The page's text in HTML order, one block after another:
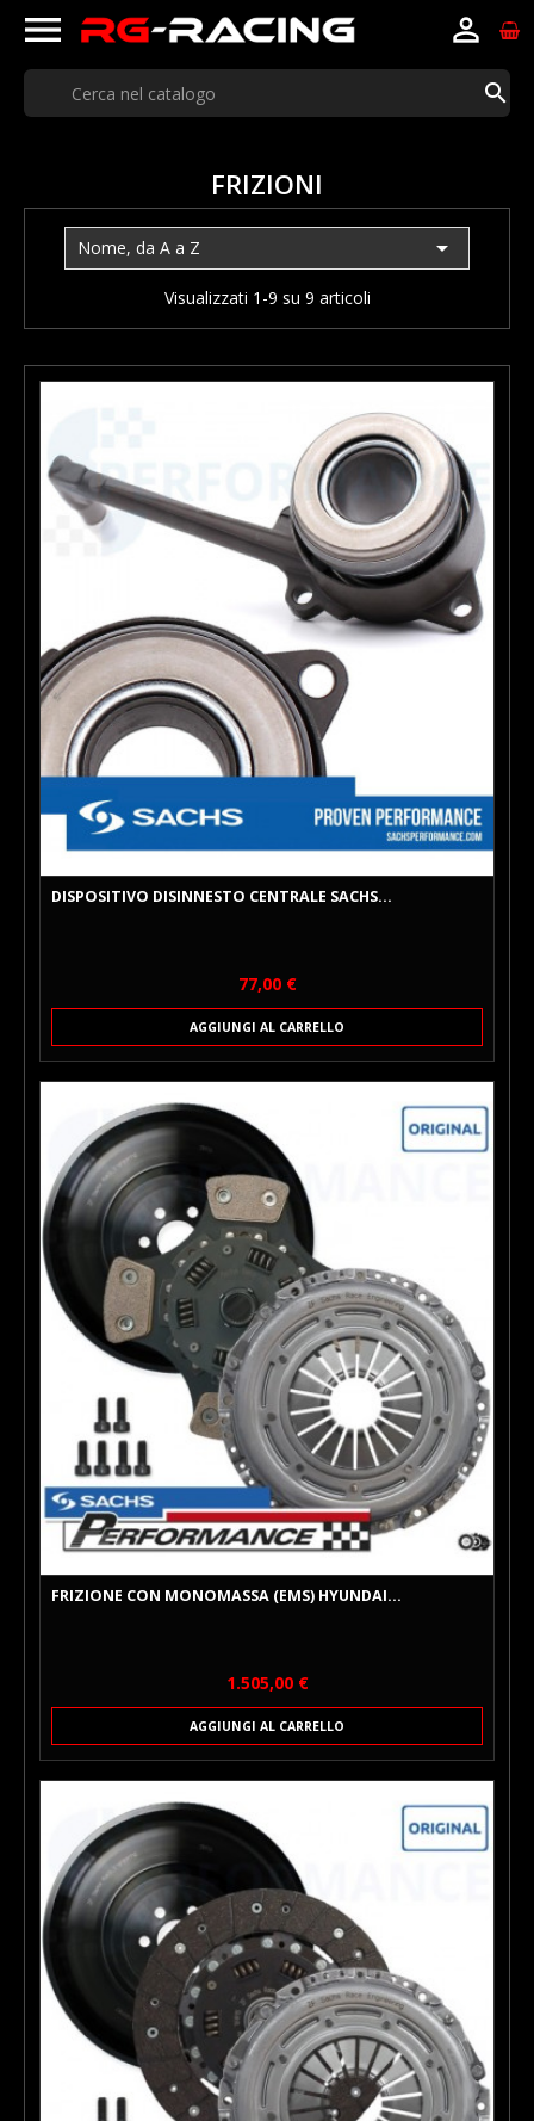
 

FRIZIONI
Nome, da A a Z 
Visualizzati 1-9 su 9 articoli
DISPOSITIVO DISINNESTO CENTRALE SACHS...
Prezzo
77,00 €
AGGIUNGI AL CARRELLO
FRIZIONE CON MONOMASSA (EMS) HYUNDAI...
Prezzo
1.505,00 €
AGGIUNGI AL CARRELLO